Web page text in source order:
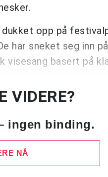
opp på
har sneket seg inn
basert på
VIDERE?
ingen binding.
NÅ